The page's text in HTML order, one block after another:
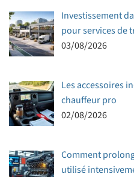
Investissement
pour services de
03/08/2026
Les accessoires
chauffeur pro
02/08/2026
Comment
utilisé